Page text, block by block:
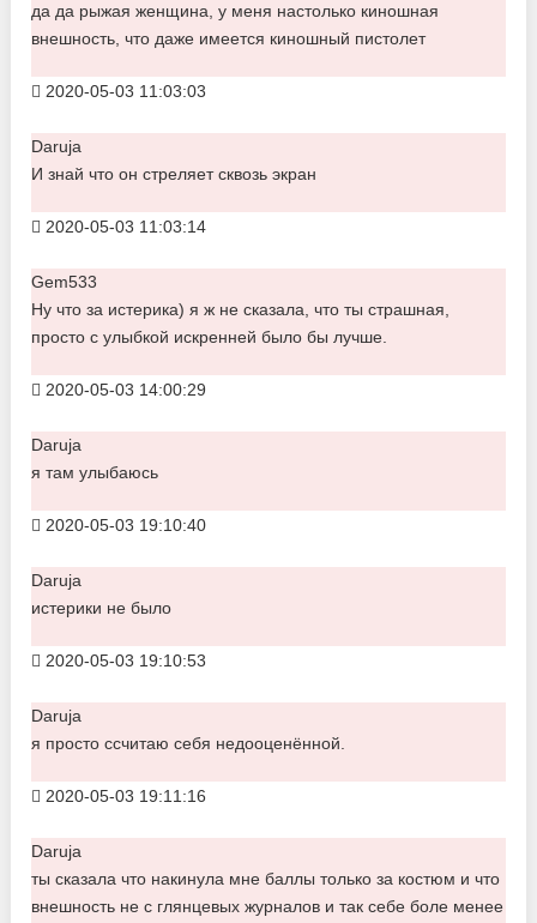
да да рыжая женщина, у меня настолько киношная
внешность, что даже имеется киношный пистолет
2020-05-03 11:03:03
Daruja
И знай что он стреляет сквозь экран
2020-05-03 11:03:14
Gem533
Ну что за истерика) я ж не сказала, что ты страшная,
просто с улыбкой искренней было бы лучше.
2020-05-03 14:00:29
Daruja
я там улыбаюсь
2020-05-03 19:10:40
Daruja
истерики не было
2020-05-03 19:10:53
Daruja
я просто ссчитаю себя недооценённой.
2020-05-03 19:11:16
Daruja
ты сказала что накинула мне баллы только за костюм и что
внешность не с глянцевых журналов и так себе боле менее